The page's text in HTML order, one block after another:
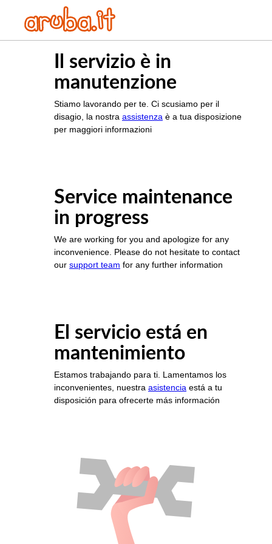
Il servizio è in
manutenzione
Stiamo lavorando per te. Ci scusiamo per il
disagio, la nostra assistenza è a tua disposizione
per maggiori informazioni
Service maintenance
in progress
We are working for you and apologize for any
inconvenience. Please do not hesitate to contact
our support team for any further information
El servicio está en
mantenimiento
Estamos trabajando para ti. Lamentamos los
inconvenientes, nuestra asistencia está a tu
disposición para ofrecerte más información